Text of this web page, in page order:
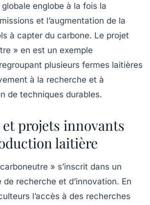
englobe à la fois la
et l’augmentation de la
à capter du carbone. Le projet
» en est un exemple
plusieurs fermes laitières
à la recherche et à
de techniques durables.
projets innovants
laitière
» s’inscrit dans un
recherche et d’innovation. En
l’accès à des recherches